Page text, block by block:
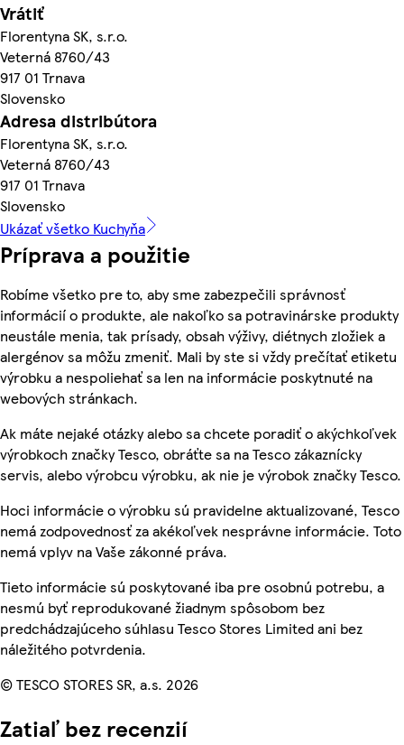
Vrátiť
Florentyna SK, s.r.o.
Veterná 8760/43
917 01 Trnava
Slovensko
Adresa distribútora
Florentyna SK, s.r.o.
Veterná 8760/43
917 01 Trnava
Slovensko
Ukázať všetko Kuchyňa
Príprava a použitie
Robíme všetko pre to, aby sme zabezpečili správnosť
informácií o produkte, ale nakoľko sa potravinárske produkty
neustále menia, tak prísady, obsah výživy, diétnych zložiek a
alergénov sa môžu zmeniť. Mali by ste si vždy prečítať etiketu
výrobku a nespoliehať sa len na informácie poskytnuté na
webových stránkach.
Ak máte nejaké otázky alebo sa chcete poradiť o akýchkoľvek
výrobkoch značky Tesco, obráťte sa na Tesco zákaznícky
servis, alebo výrobcu výrobku, ak nie je výrobok značky Tesco.
Hoci informácie o výrobku sú pravidelne aktualizované, Tesco
nemá zodpovednosť za akékoľvek nesprávne informácie. Toto
nemá vplyv na Vaše zákonné práva.
Tieto informácie sú poskytované iba pre osobnú potrebu, a
nesmú byť reprodukované žiadnym spôsobom bez
predchádzajúceho súhlasu Tesco Stores Limited ani bez
náležitého potvrdenia.
© TESCO STORES SR, a.s. 2026
Zatiaľ bez recenzií